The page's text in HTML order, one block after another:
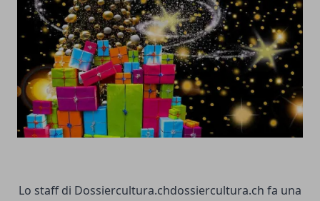
Lo staff di Dossiercultura.chdossiercultura.ch fa una